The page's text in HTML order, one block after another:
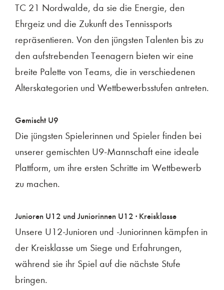
TC 21 Nordwalde, da sie die Energie, den
Ehrgeiz und die Zukunft des Tennissports
repräsentieren. Von den jüngsten Talenten bis zu
den aufstrebenden Teenagern bieten wir eine
breite Palette von Teams, die in verschiedenen
Alterskategorien und Wettbewerbsstufen antreten.
Gemischt U9
Die jüngsten Spielerinnen und Spieler finden bei
unserer gemischten U9-Mannschaft eine ideale
Plattform, um ihre ersten Schritte im Wettbewerb
zu machen.
Junioren U12 und Juniorinnen U12 · Kreisklasse
Unsere U12-Junioren und -Juniorinnen kämpfen in
der Kreisklasse um Siege und Erfahrungen,
während sie ihr Spiel auf die nächste Stufe
bringen.